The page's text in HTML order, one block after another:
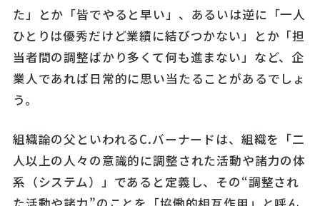
た」とか「皆でやると早い」、あるいは逆に「一人
ひとりは優秀だけど業績に結びつかない」とか「担
当者間の調整ばかり多くて何も進まない」など、企
業人であれば日常的に思い当たることがあるでしょ
う。
組織論の父といわれるC.バーナードは、組織を「二
人以上の人々の意識的に調整された活動や諸力の体
系（システム）」であると定義し、その“調整され